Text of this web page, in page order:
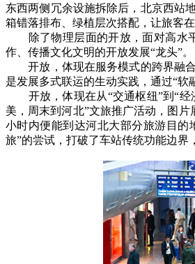
东西两侧冗余设施拆除后，北京西站
箱错落排布、绿植层次搭配，让旅客
除了物理层面的开放，面对高水平
作、传播文化文明的开放发展“龙头”。
开放，体现在服务模式的跨界融合
是发展多式联运的生动实践，通过“
开放，体现在从“交通枢纽”到“经
美，周末到河北”文旅推广活动，图
小时内便能到达河北大部分旅游目的
旅”的尝试，打破了车站传统功能边